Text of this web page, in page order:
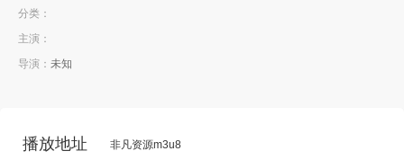
分类：
主演：
导演： 未知
播放地址 非凡资源m3u8